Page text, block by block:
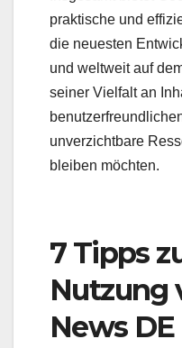
praktische und
die neuesten
und weltweit auf
seiner Vielfalt an
unverzichtbare
bleiben möchten.
7 Tipps
Nutzung
News DE